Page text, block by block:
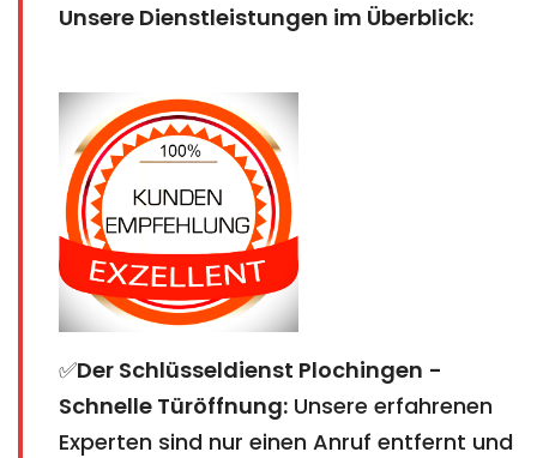
Unsere Dienstleistungen im Überblick:
✅Der Schlüsseldienst Plochingen -
Schnelle Türöffnung: Unsere erfahrenen
Experten sind nur einen Anruf entfernt und